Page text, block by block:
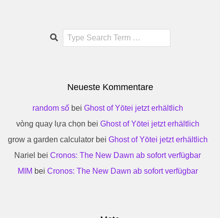
Search
Neueste Kommentare
random sốbei Ghost of Yōtei jetzt erhältlich
vòng quay lựa chọn bei Ghost of Yōtei jetzt erhältlich
grow a garden calculatorbei Ghost of Yōtei jetzt erhältlich
Nariel bei Cronos: The New Dawn ab sofort verfügbar
MIM bei Cronos: The New Dawn ab sofort verfügbar